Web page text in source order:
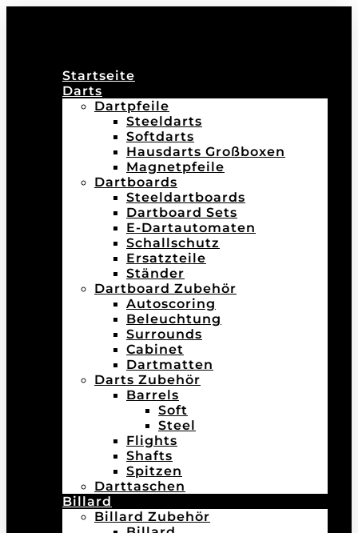
Startseite
Darts
Dartpfeile
Steeldarts
Softdarts
Hausdarts Großboxen
Magnetpfeile
Dartboards
Steeldartboards
Dartboard Sets
E-Dartautomaten
Schallschutz
Ersatzteile
Ständer
Dartboard Zubehör
Autoscoring
Beleuchtung
Surrounds
Cabinet
Dartmatten
Darts Zubehör
Barrels
Soft
Steel
Flights
Shafts
Spitzen
Darttaschen
Billard
Billard Zubehör